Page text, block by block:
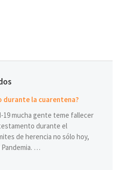
durante la cuarentena?
19 mucha gente teme fallecer
durante el
de herencia no sólo hoy,
…